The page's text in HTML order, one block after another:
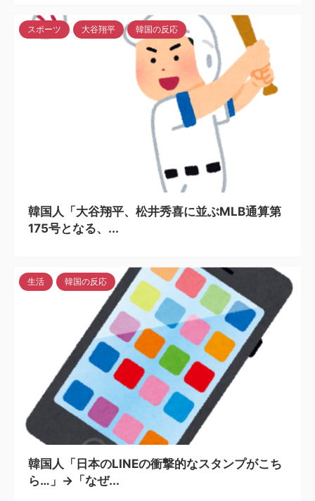
スポーツ 大谷翔平 韓国の反応
韓国人「大谷翔平、松井秀喜に並ぶMLB通算第
175号となる、...
生活 韓国の反応
韓国人「日本のLINEの衝撃的なスタンプがこち
ら…」→「なぜ...